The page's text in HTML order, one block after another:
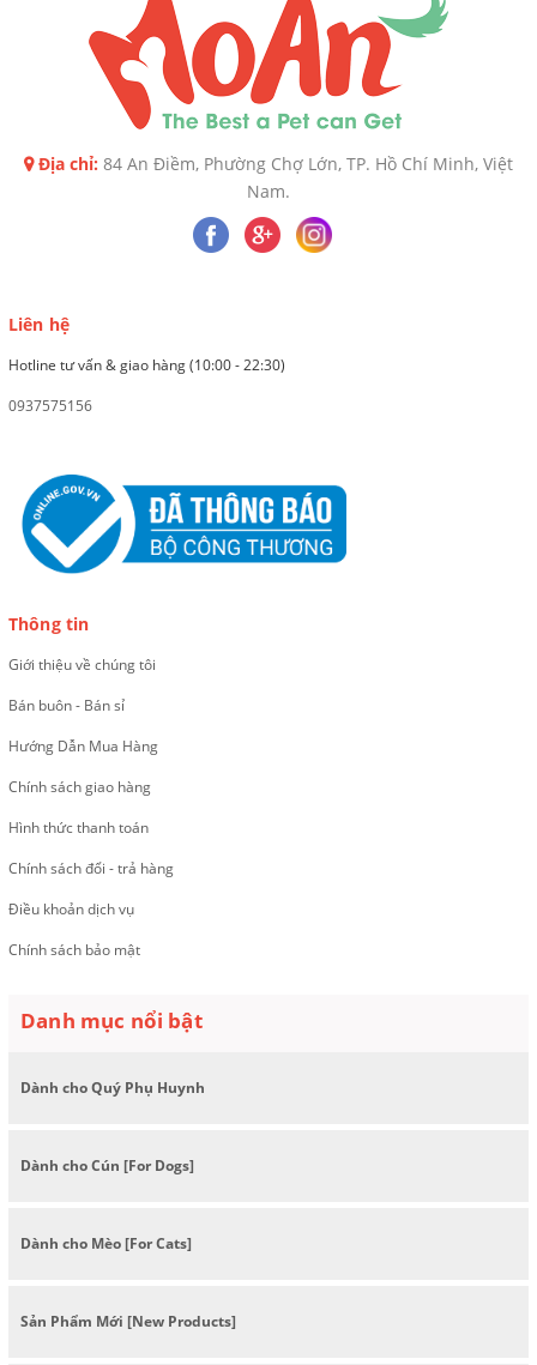
Địa chỉ: 84 An Điềm, Phường Chợ Lớn, TP. Hồ Chí Minh, Việt
Nam.
Liên hệ
Hotline tư vấn & giao hàng (10:00 - 22:30)
0937575156
Thông tin
Giới thiệu về chúng tôi
Bán buôn - Bán sỉ
Hướng Dẫn Mua Hàng
Chính sách giao hàng
Hình thức thanh toán
Chính sách đổi - trả hàng
Điều khoản dịch vụ
Chính sách bảo mật
Danh mục nổi bật
Dành cho Quý Phụ Huynh
Dành cho Cún [For Dogs]
Dành cho Mèo [For Cats]
Sản Phẩm Mới [New Products]